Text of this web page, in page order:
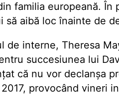
familia europeană.
să aibă loc înainte de
de interne, Theresa
succesiunea lui
că nu vor declanșa
provocând vineri